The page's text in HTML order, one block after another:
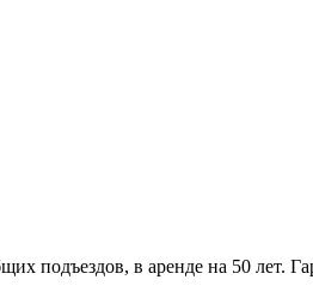
подъездов, в аренде на 50 лет.